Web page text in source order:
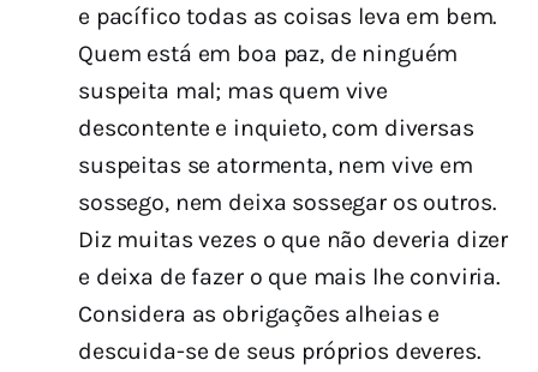
e pacífico todas as coisas leva em bem.
Quem está em boa paz, de ninguém
suspeita mal; mas quem vive
descontente e inquieto, com diversas
suspeitas se atormenta, nem vive em
sossego, nem deixa sossegar os outros.
Diz muitas vezes o que não deveria dizer
e deixa de fazer o que mais lhe conviria.
Considera as obrigações alheias e
descuida-se de seus próprios deveres.